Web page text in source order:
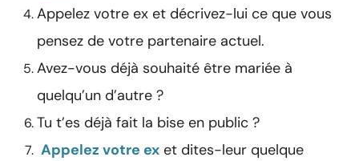
Appelez votre ex et décrivez-lui ce que vous
pensez de votre partenaire actuel.
Avez-vous déjà souhaité être mariée à
quelqu’un d’autre ?
Tu t’es déjà fait la bise en public ?
Appelez votre ex et dites-leur quelque